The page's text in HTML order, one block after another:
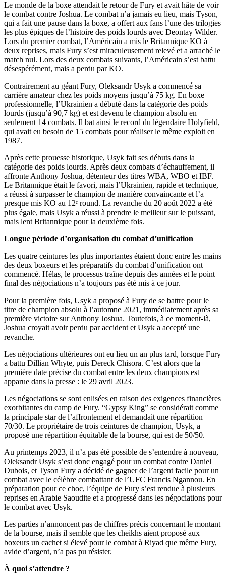
Le monde de la boxe attendait le retour de Fury et avait hâte de voir
le combat contre Joshua. Le combat n’a jamais eu lieu, mais Tyson,
qui a fait une pause dans la boxe, a offert aux fans l’une des trilogies
les plus épiques de l’histoire des poids lourds avec Deontay Wilder.
Lors du premier combat, l’Américain a mis le Britannique KO à
deux reprises, mais Fury s’est miraculeusement relevé et a arraché le
match nul. Lors des deux combats suivants, l’Américain s’est battu
désespérément, mais a perdu par KO.
Contrairement au géant Fury, Oleksandr Usyk a commencé sa
carrière amateur chez les poids moyens jusqu’à 75 kg. En boxe
professionnelle, l’Ukrainien a débuté dans la catégorie des poids
lourds (jusqu’à 90,7 kg) et est devenu le champion absolu en
seulement 14 combats. Il bat ainsi le record du légendaire Holyfield,
qui avait eu besoin de 15 combats pour réaliser le même exploit en
1987.
Après cette prouesse historique, Usyk fait ses débuts dans la
catégorie des poids lourds. Après deux combats d’échauffement, il
affronte Anthony Joshua, détenteur des titres WBA, WBO et IBF.
Le Britannique était le favori, mais l’Ukrainien, rapide et technique,
a réussi à surpasser le champion de manière convaincante et l’a
presque mis KO au 12ᵉ round. La revanche du 20 août 2022 a été
plus égale, mais Usyk a réussi à prendre le meilleur sur le puissant,
mais lent Britannique pour la deuxième fois.
Longue période d’organisation du combat d’unification
Les quatre ceintures les plus importantes étaient donc entre les mains
des deux boxeurs et les préparatifs du combat d’unification ont
commencé. Hélas, le processus traîne depuis des années et le point
final des négociations n’a toujours pas été mis à ce jour.
Pour la première fois, Usyk a proposé à Fury de se battre pour le
titre de champion absolu à l’automne 2021, immédiatement après sa
première victoire sur Anthony Joshua. Toutefois, à ce moment-là,
Joshua croyait avoir perdu par accident et Usyk a accepté une
revanche.
Les négociations ultérieures ont eu lieu un an plus tard, lorsque Fury
a battu Dillian Whyte, puis Dereck Chisora. C’est alors que la
première date précise du combat entre les deux champions est
apparue dans la presse : le 29 avril 2023.
Les négociations se sont enlisées en raison des exigences financières
exorbitantes du camp de Fury. “Gypsy King” se considérait comme
la principale star de l’affrontement et demandait une répartition
70/30. Le propriétaire de trois ceintures de champion, Usyk, a
proposé une répartition équitable de la bourse, qui est de 50/50.
Au printemps 2023, il n’a pas été possible de s’entendre à nouveau,
Oleksandr Usyk s’est donc engagé pour un combat contre Daniel
Dubois, et Tyson Fury a décidé de gagner de l’argent facile pour un
combat avec le célèbre combattant de l’UFC Francis Ngannou. En
préparation pour ce choc, l’équipe de Fury s’est rendue à plusieurs
reprises en Arabie Saoudite et a progressé dans les négociations pour
le combat avec Usyk.
Les parties n’annoncent pas de chiffres précis concernant le montant
de la bourse, mais il semble que les cheikhs aient proposé aux
boxeurs un cachet si élevé pour le combat à Riyad que même Fury,
avide d’argent, n’a pas pu résister.
À quoi s’attendre ?